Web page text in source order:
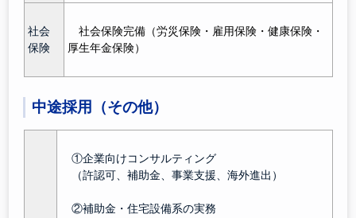
社会
保険
社会保険完備（労災保険・雇用保険・健康保険・
厚生年金保険）
中途採用（その他）
①企業向けコンサルティング
（許認可、補助金、事業支援、海外進出）
②補助金・住宅設備系の実務